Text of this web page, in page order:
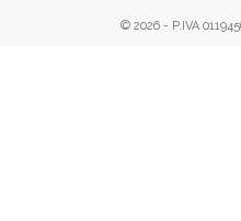
© 2026 - P.IVA